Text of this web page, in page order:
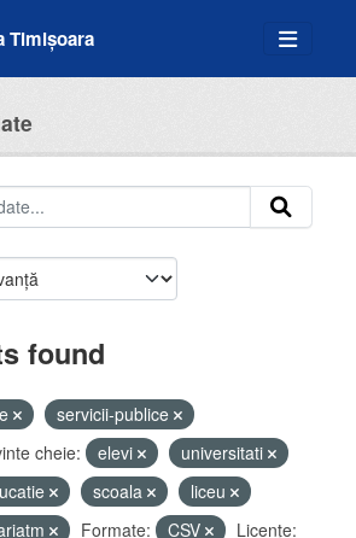
Timișoara
found
servicii-publice
cheie: elevi
universitati
scoala
liceu
Formate: CSV
Licenţe: